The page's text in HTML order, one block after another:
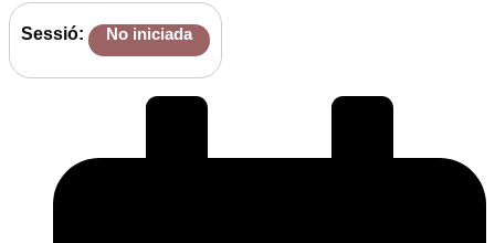
Sessió: No iniciada